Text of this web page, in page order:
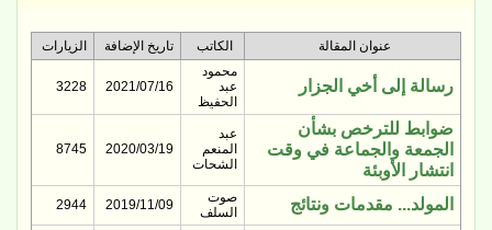
عنوان المقالة الكاتب تاريخ الإضافة الزيارات
رسالة إلى أخي الجزار
محمود
عبد
الحفيظ
2021/07/16
3228
ضوابط للترخص بشأن
الجمعة والجماعة في وقت
انتشار الأوبئة
عبد
المنعم
الشحات
2020/03/19
8745
المولد... مقدمات ونتائج
صوت
السلف
2019/11/09
2944